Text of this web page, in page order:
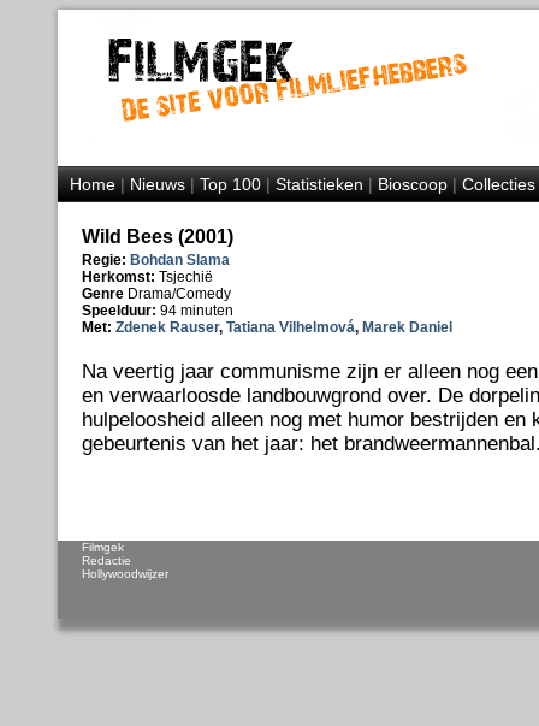
Home|Nieuws|Top 100|Statistieken|Bioscoop|Collecties
Wild Bees (2001)
Regie: Bohdan Slama
Herkomst: Tsjechië
Genre Drama/Comedy
Speelduur: 94 minuten
Met: Zdenek Rauser, Tatiana Vilhelmová, Marek Daniel
Na veertig jaar communisme zijn er alleen nog
en verwaarloosde landbouwgrond over. De
hulpeloosheid alleen nog met humor bestrijden en
gebeurtenis van het jaar: het
Filmgek
Redactie
Hollywoodwijzer